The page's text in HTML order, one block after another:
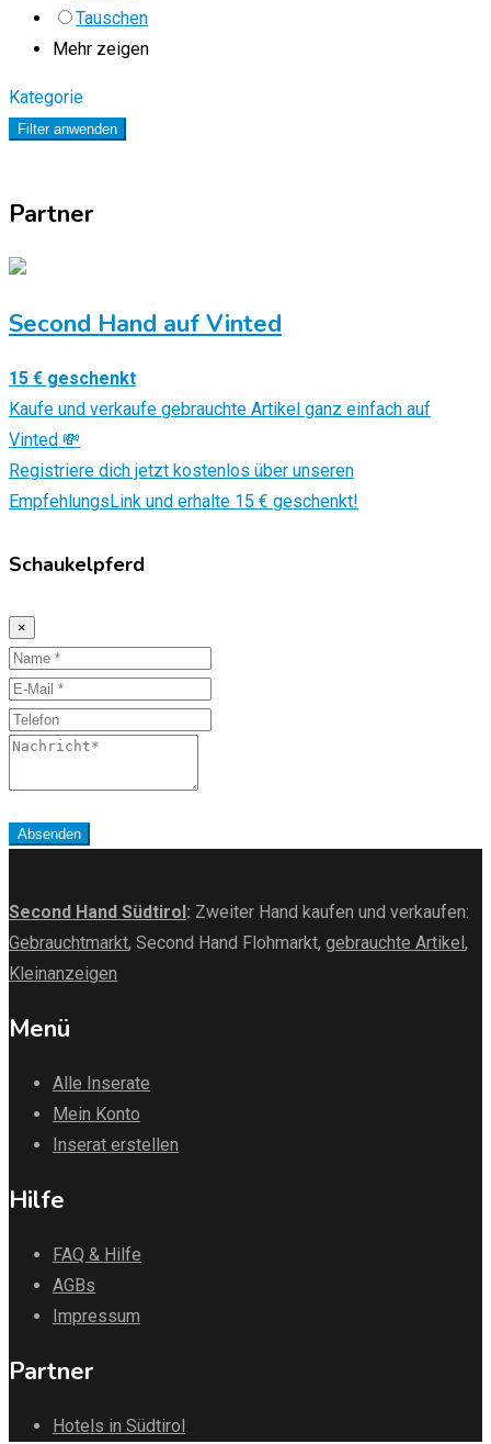
Tauschen
Mehr zeigen
Kategorie
Filter anwenden
Partner
Second Hand auf Vinted
15 € geschenkt
Kaufe und verkaufe gebrauchte Artikel ganz einfach auf
Vinted 💸
Registriere dich jetzt kostenlos über unseren
EmpfehlungsLink und erhalte 15 € geschenkt!
Schaukelpferd
×
Name
E-
Mail
Telefon
Nachricht
Absenden
Second Hand Südtirol : Zweiter Hand kaufen und verkaufen:
Gebrauchtmarkt, Second Hand Flohmarkt, gebrauchte Artikel ,
Kleinanzeigen
Menü
Alle Inserate
Mein Konto
Inserat erstellen
Hilfe
FAQ & Hilfe
AGBs
Impressum
Partner
Hotels in Südtirol